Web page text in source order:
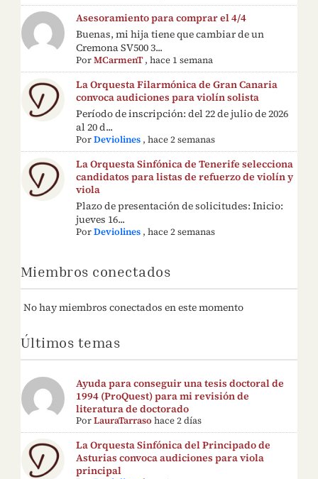
Asesoramiento para comprar el 4/4
Buenas, mi hija tiene que cambiar de un
Cremona SV500 3...
PorMCarmenT,hace 1 semana
La Orquesta Filarmónica de Gran Canaria
convoca audiciones para violín solista
Período de inscripción: del 22 de julio de 2026
al 20 d...
PorDeviolines ,hace 2 semanas
La Orquesta Sinfónica de Tenerife selecciona
candidatos para listas de refuerzo de violín y
viola
Plazo de presentación de solicitudes: Inicio:
jueves 16...
PorDeviolines ,hace 2 semanas
Miembros conectados
No hay miembros conectados en este momento
Últimos temas
Ayuda para conseguir una tesis doctoral de
1994 (ProQuest) para mi revisión de
literatura de doctorado
PorLauraTarraso hace 2 días
La Orquesta Sinfónica del Principado de
Asturias convoca audiciones para viola
principal